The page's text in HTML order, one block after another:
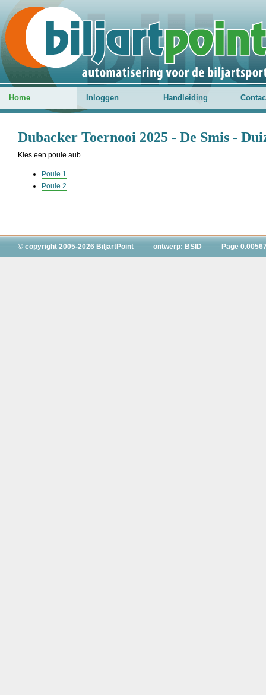
Home Inloggen Handleiding
Dubacker Toernooi 2025 - De Smis -
Kies een poule aub.
Poule 1
Poule 2
© copyright 2005-2026 BiljartPoint ontwerp: BSID Page